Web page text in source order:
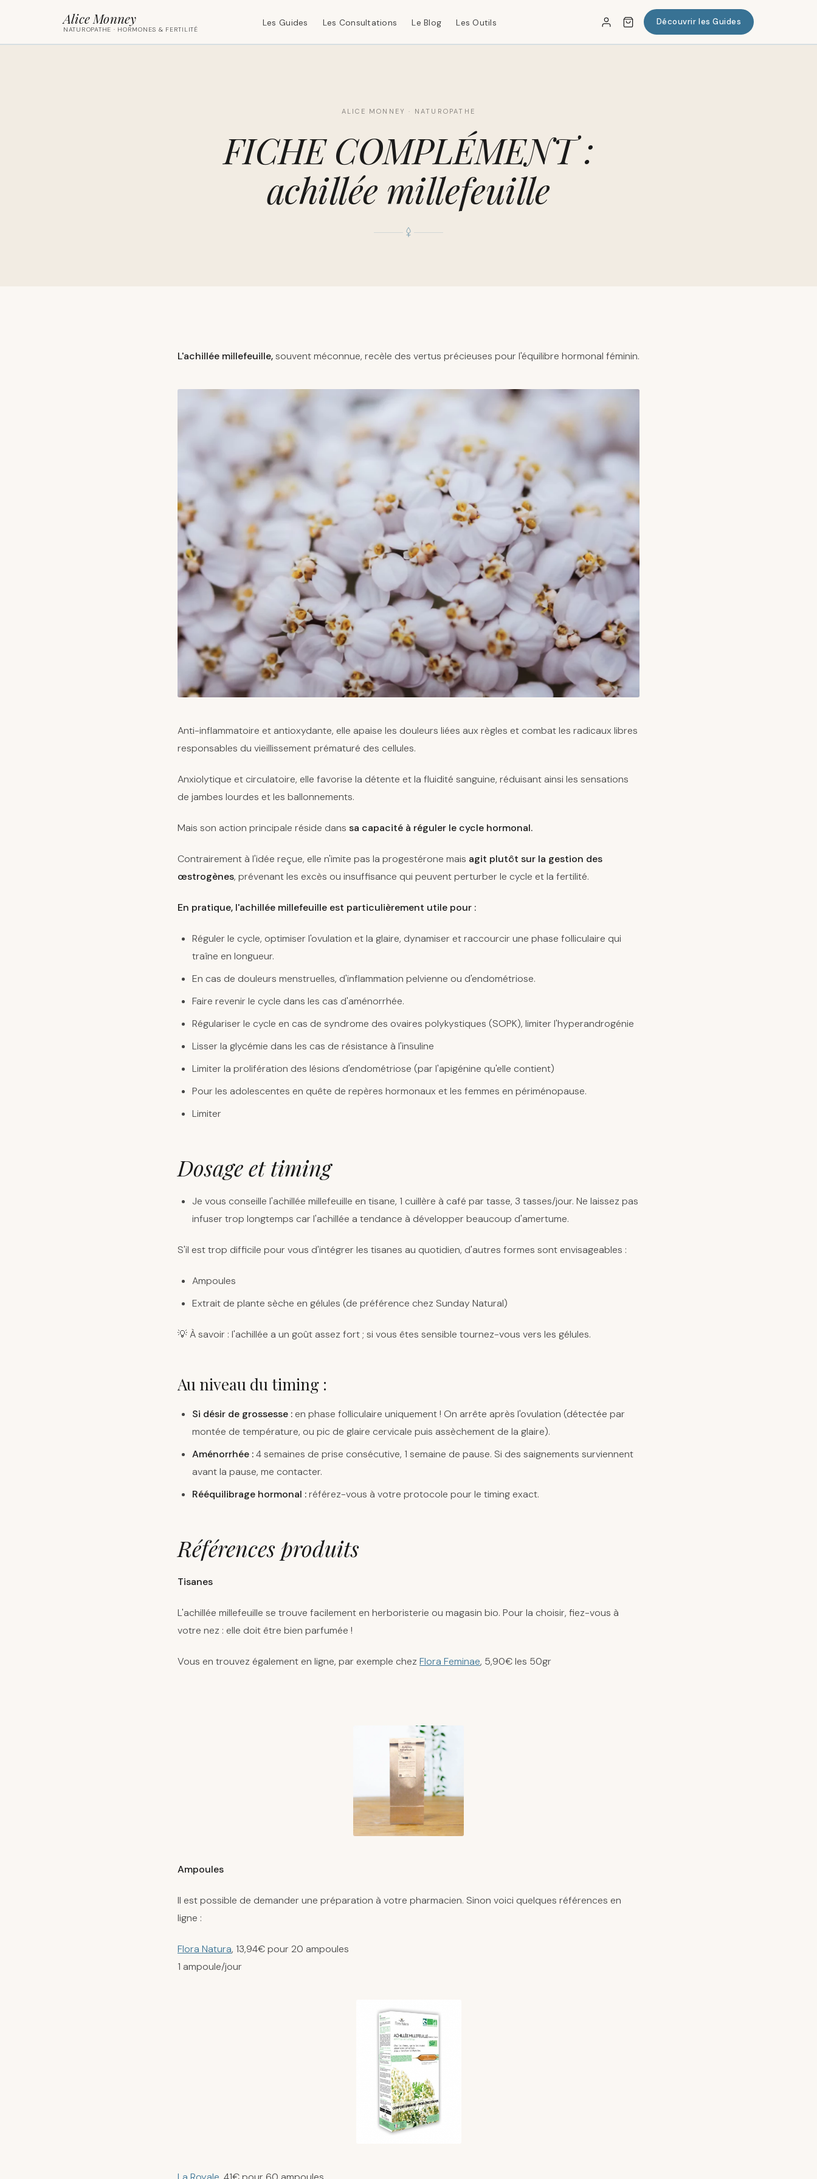
Alice Monney
NATUROPATHE · HORMONES & FERTILITÉ
Les Guides Les Consultations Le Blog Les Outils Découvrir les Guides
ALICE MONNEY · NATUROPATHE
FICHE COMPLÉMENT :
achillée millefeuille
L'achillée millefeuille,souvent méconnue, recèle des vertus précieuses pour l'équilibre hormonal féminin.
Anti-inflammatoire et antioxydante, elle apaise les douleurs liées aux règles et combat les radicaux libres
responsables du vieillissement prématuré des cellules.
Anxiolytique et circulatoire, elle favorise la détente et la fluidité sanguine, réduisant ainsi les sensations
de jambes lourdes et les ballonnements.
Mais son action principale réside dans sa capacité à réguler le cycle hormonal.
Contrairement à l'idée reçue, elle n'imite pas la progestérone mais agit plutôt sur la gestion des
œstrogènes, prévenant les excès ou insuffisance qui peuvent perturber le cycle et la fertilité.
En pratique, l'achillée millefeuille est particulièrement utile pour :
Réguler le cycle, optimiser l'ovulation et la glaire, dynamiser et raccourcir une phase folliculaire qui
traîne en longueur.
En cas de douleurs menstruelles, d'inflammation pelvienne ou d'endométriose.
Faire revenir le cycle dans les cas d'aménorrhée.
Régulariser le cycle en cas de syndrome des ovaires polykystiques (SOPK), limiter l'hyperandrogénie
Lisser la glycémie dans les cas de résistance à l'insuline
Limiter la prolifération des lésions d'endométriose (par l'apigénine qu'elle contient)
Pour les adolescentes en quête de repères hormonaux et les femmes en périménopause.
Limiter
Dosage et timing
Je vous conseille l'achillée millefeuille en tisane, 1 cuillère à café par tasse, 3 tasses/jour. Ne laissez pas
infuser trop longtemps car l'achillée a tendance à développer beaucoup d'amertume.
S'il est trop difficile pour vous d'intégrer les tisanes au quotidien, d'autres formes sont envisageables :
Ampoules
Extrait de plante sèche en gélules (de préférence chez Sunday Natural)
💡 À savoir : l'achillée a un goût assez fort ; si vous êtes sensible tournez-vous vers les gélules.
Au niveau du timing :
Si désir de grossesse : en phase folliculaire uniquement ! On arrête après l'ovulation (détectée par
montée de température, ou pic de glaire cervicale puis assèchement de la glaire).
Aménorrhée :4 semaines de prise consécutive, 1 semaine de pause. Si des saignements surviennent
avant la pause, me contacter.
Rééquilibrage hormonal :référez-vous à votre protocole pour le timing exact.
Références produits
Tisanes
L'achillée millefeuille se trouve facilement en herboristerie ou magasin bio. Pour la choisir, fiez-vous à
votre nez : elle doit être bien parfumée !
Vous en trouvez également en ligne, par exemple chez Flora Feminae, 5,90€ les 50gr
Ampoules
Il est possible de demander une préparation à votre pharmacien. Sinon voici quelques références en
ligne :
Flora Natura, 13,94€ pour 20 ampoules
1 ampoule/jour